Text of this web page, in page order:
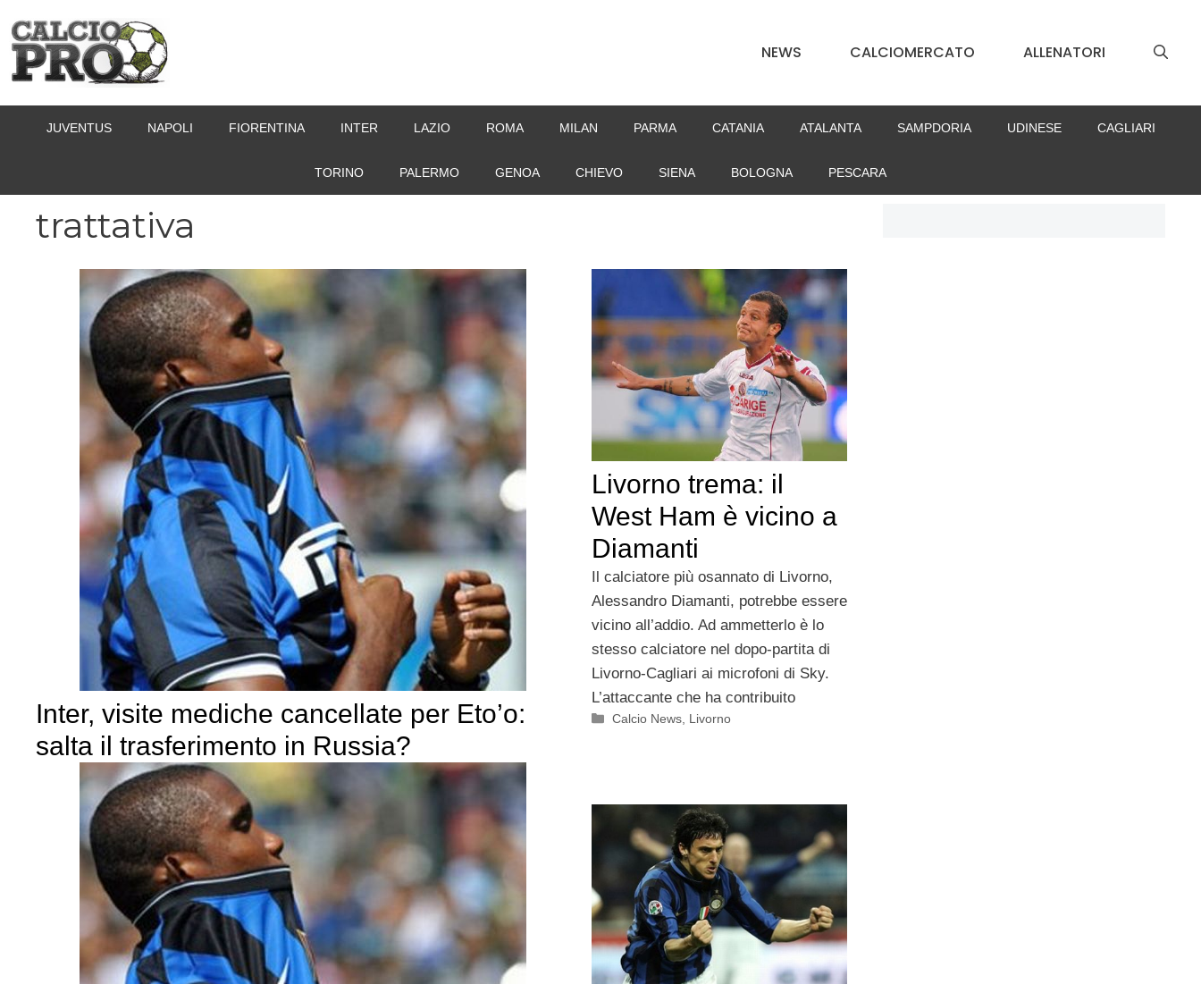
contenuto
NEWS CALCIOMERCATO ALLENATORI
JUVENTUS NAPOLI FIORENTINA INTER LAZIO ROMA MILAN PARMA CATANIA ATALANTA SAMPDORIA UDINESE CAGLIARI
TORINO PALERMO GENOA CHIEVO SIENA BOLOGNA PESCARA
trattativa
Inter, visite mediche cancellate per Eto’o:
salta il trasferimento in Russia?
Livorno trema: il
West Ham è vicino a
Diamanti
Il calciatore più osannato di Livorno,
Alessandro Diamanti, potrebbe essere
vicino all’addio. Ad ammetterlo è lo
stesso calciatore nel dopo-partita di
Livorno-Cagliari ai microfoni di Sky.
L’attaccante che ha contribuito
Categorie
Calcio News Livorno